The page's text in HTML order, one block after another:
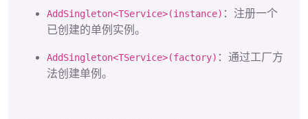
AddSingleton<TService>(instance) ：注册一个
已创建的单例实例。
AddSingleton<TService>(factory) ：通过工厂方
法创建单例。